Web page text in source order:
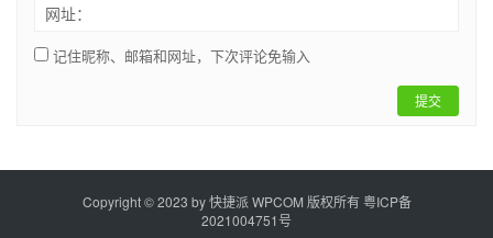
网址：
记住昵称、邮箱和网址，下次评论免输入
提交
Copyright © 2023 by快捷派WPCOM 版权所有粤ICP备
2021004751号